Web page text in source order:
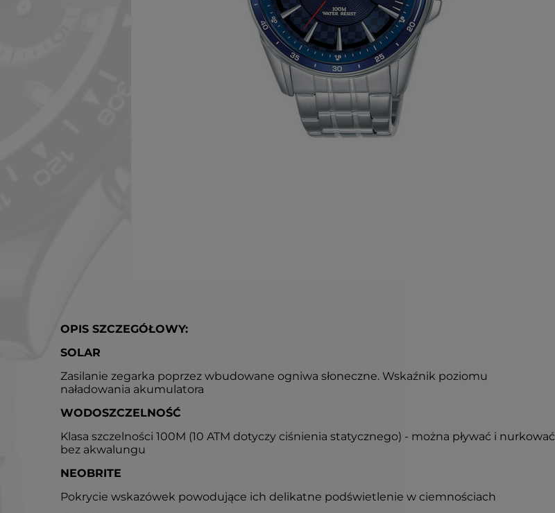
OPIS SZCZEGÓŁOWY:
SOLAR
Zasilanie zegarka poprzez wbudowane ogniwa słoneczne. Wskaźnik poziomu
naładowania akumulatora
WODOSZCZELNOŚĆ
Klasa szczelności 100M (10 ATM dotyczy ciśnienia statycznego) - można pływać i nurkować
bez akwalungu
NEOBRITE
Pokrycie wskazówek powodujące ich delikatne podświetlenie w ciemnościach